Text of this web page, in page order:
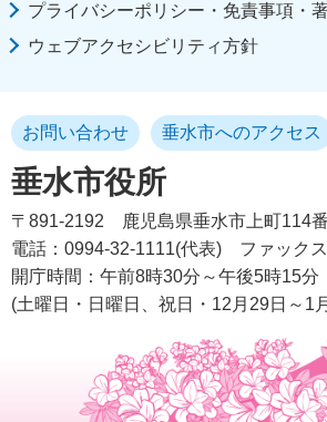
プライバシーポリシー・免責事項・
ウェブアクセシビリティ方針
垂水市役所
お問い合わせ 垂水市へのアクセス
〒891-2192
鹿児島県垂水市上町114
電話：0994-32-1111(代表)
ファック
開庁時間：午前8時30分～午後5時15分
(土曜日・日曜日、祝日・12月29日～1